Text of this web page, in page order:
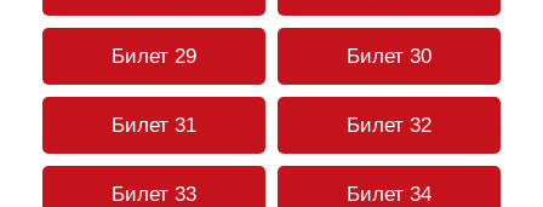
Билет 29 Билет 30
Билет 31 Билет 32
Билет 33 Билет 34